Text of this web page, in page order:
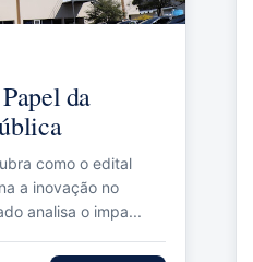
da
como o edital
a inovação no
analisa o impa...